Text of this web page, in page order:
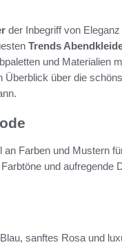
der Inbegriff von
Trends
und Materialien
über die
an Farben und Mustern
und aufregende
sanftes Rosa und